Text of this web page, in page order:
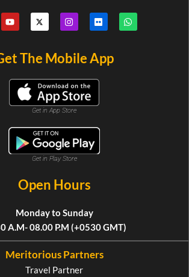
The Mobile App
Get in App Store
Get in Play Store
Open Hours
Monday to Sunday
A.M- 08.00 P.M (+0530 GMT)
Meritorious Partners
Travel Partner